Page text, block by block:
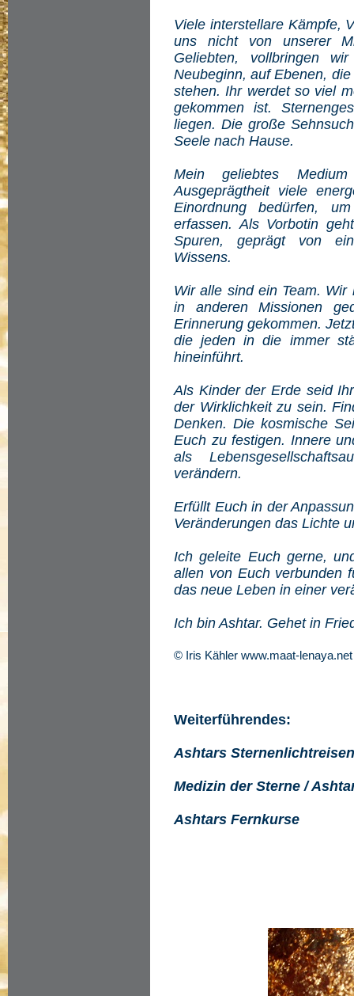
Viele interstellare Kämpfe,
uns nicht von unserer
Geliebten, vollbringen
Neubeginn, auf Ebenen,
stehen. Ihr werdet so viel
gekommen ist.
liegen. Die große
Seele nach Hause.
Mein geliebtes
Ausgeprägtheit viele
Einordnung bedürfen,
erfassen. Als Vorbotin
Spuren, geprägt von
Wissens.
Wir alle sind ein Team.
in anderen Missionen
Erinnerung gekommen.
die jeden in die immer
hineinführt.
Als Kinder der Erde seid
der Wirklichkeit zu sein.
Denken. Die kosmische
Euch zu festigen. Innere
als
verändern.
Erfüllt Euch in der
Veränderungen das Lichte
Ich geleite Euch gerne,
allen von Euch verbunden
das neue Leben in einer
Ich bin Ashtar. Gehet in
© Iris Kähler www.maat-lenaya.net
Weiterführendes:
Ashtars
Medizin der Sterne /
Ashtars Fernkurse